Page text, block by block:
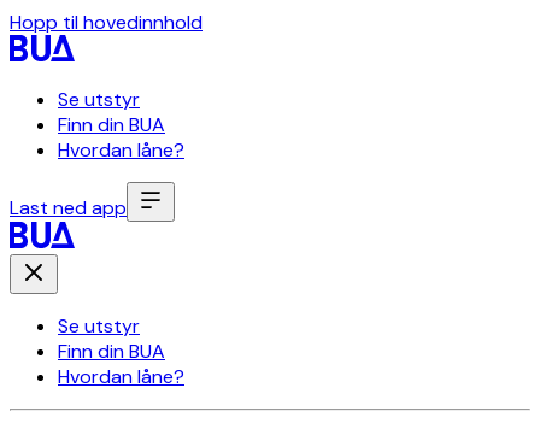
Hopp til hovedinnhold
Se utstyr
Finn din BUA
Hvordan låne?
Last ned app
Se utstyr
Finn din BUA
Hvordan låne?